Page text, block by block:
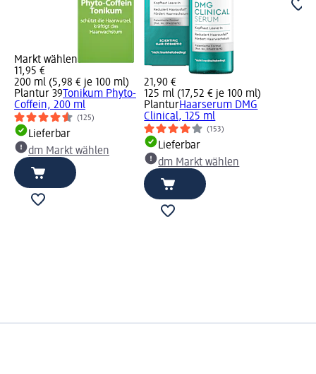
Markt wählen
11,95 €
200 ml (5,98 € je 100 ml)
Plantur 39 Tonikum Phyto-
Coffein, 200 ml
(125)
Lieferbar
dm Markt wählen
21,90 €
125 ml (17,52 € je 100 ml)
PlanturHaarserum DMG
Clinical, 125 ml
(153)
Lieferbar
dm Markt wählen